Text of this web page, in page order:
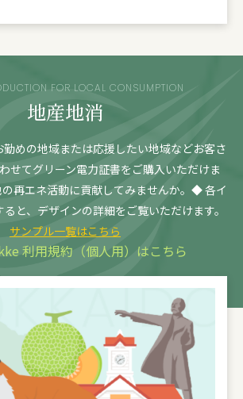
FOR LOCAL CONSUMPTION
地産地消
勤めの地域または応援したい地域などお客さ
せてグリーン電力証書をご購入いただけま
再エネ活動に貢献してみませんか。 ◆ 各イ
と、デザインの詳細をご覧いただけます。
サンプル一覧はこちら
利用規約（個人用）はこちら